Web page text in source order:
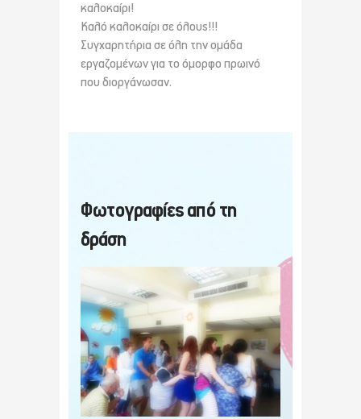
καλοκαίρι!
Καλό καλοκαίρι σε όλους!!!
Συγχαρητήρια σε όλη την ομάδα
εργαζομένων για το όμορφο πρωινό
που διοργάνωσαν.
Φωτογραφίες από τη
δράση